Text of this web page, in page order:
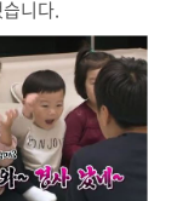
니다.